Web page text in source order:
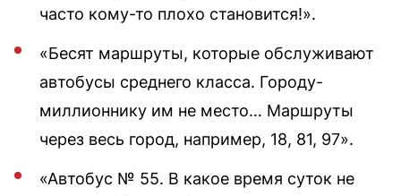
часто кому-то плохо становится!».
«Бесят маршруты, которые обслуживают
автобусы среднего класса. Городу-
миллионнику им не место… Маршруты
через весь город, например, 18, 81, 97».
«Автобус № 55. В какое время суток не